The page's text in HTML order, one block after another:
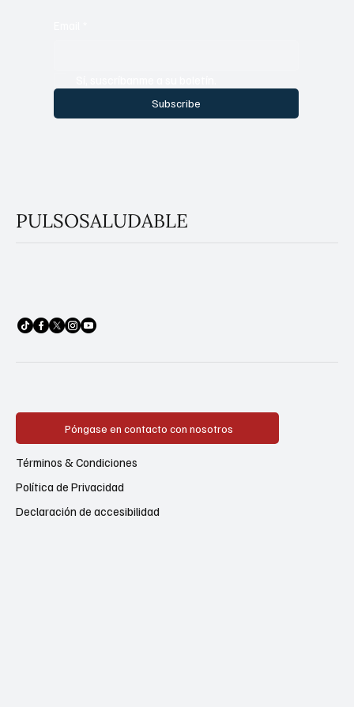
Subscribe
PULSOSALUDABLE
Póngase en contacto con nosotros
Política de Privacidad
Términos & Condiciones
Declaración de accesibilidad